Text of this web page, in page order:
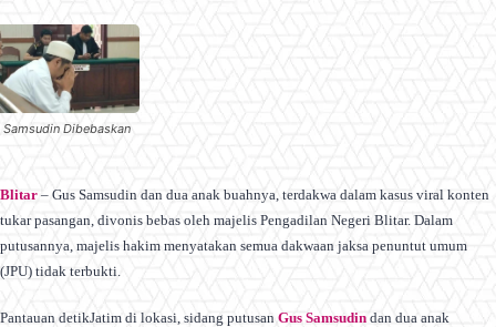
Samsudin Dibebaskan
Blitar – Gus Samsudin dan dua anak buahnya, terdakwa dalam kasus viral konten
tukar pasangan, divonis bebas oleh majelis Pengadilan Negeri Blitar. Dalam
putusannya, majelis hakim menyatakan semua dakwaan jaksa penuntut umum
(JPU) tidak terbukti.
Pantauan detikJatim di lokasi, sidang putusan Gus Samsudin dan dua anak